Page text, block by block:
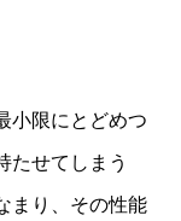
小限にとどめつ
たせてしまう
まり、その性能